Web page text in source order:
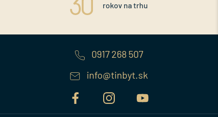
rokov na trhu
0917 268 507
info@tinbyt.sk